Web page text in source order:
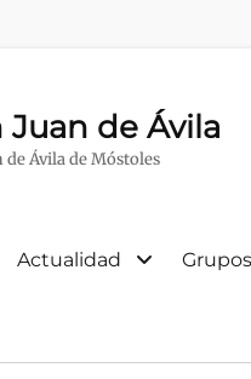
Juan de Ávila
de Ávila de Móstoles
Actualidad